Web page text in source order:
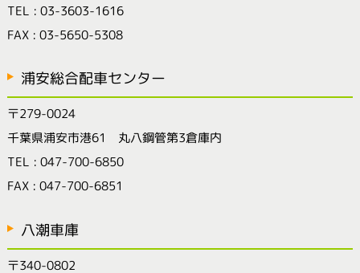
TEL : 03-3603-1616
FAX : 03-5650-5308
浦安総合配車センター
〒279-0024
千葉県浦安市港61 丸八鋼管第3倉庫内
TEL : 047-700-6850
FAX : 047-700-6851
八潮車庫
〒340-0802